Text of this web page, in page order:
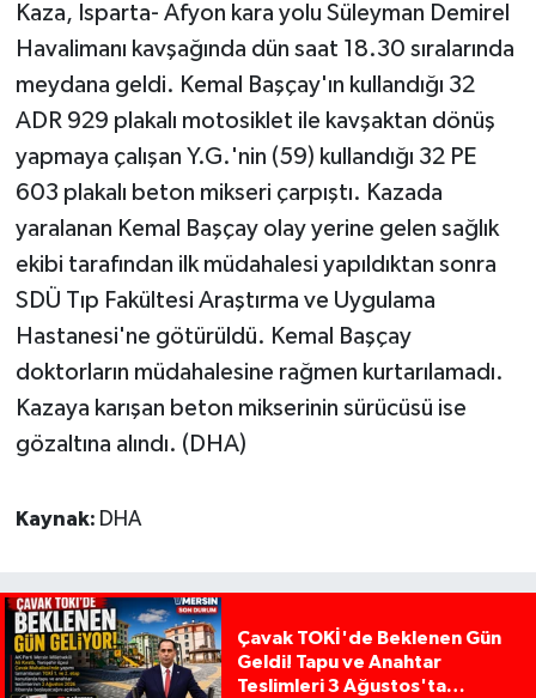
Kaza, Isparta- Afyon kara yolu Süleyman Demirel
Havalimanı kavşağında dün saat 18.30 sıralarında
meydana geldi. Kemal Başçay'ın kullandığı 32
ADR 929 plakalı motosiklet ile kavşaktan dönüş
yapmaya çalışan Y.G.'nin (59) kullandığı 32 PE
603 plakalı beton mikseri çarpıştı. Kazada
yaralanan Kemal Başçay olay yerine gelen sağlık
ekibi tarafından ilk müdahalesi yapıldıktan sonra
SDÜ Tıp Fakültesi Araştırma ve Uygulama
Hastanesi'ne götürüldü. Kemal Başçay
doktorların müdahalesine rağmen kurtarılamadı.
Kazaya karışan beton mikserinin sürücüsü ise
gözaltına alındı. (DHA)
Kaynak: DHA
Çavak TOKİ'de Beklenen Gün
Geldi! Tapu ve Anahtar
Teslimleri 3 Ağustos'ta